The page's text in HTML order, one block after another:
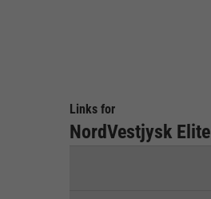
Links for
NordVestjysk Elite